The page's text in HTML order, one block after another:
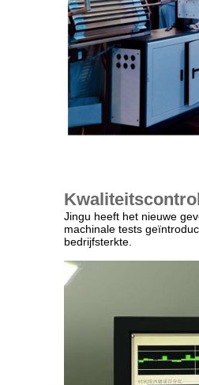
Jingu heeft het nieuwe
machinale tests
bedrijfsterkte.